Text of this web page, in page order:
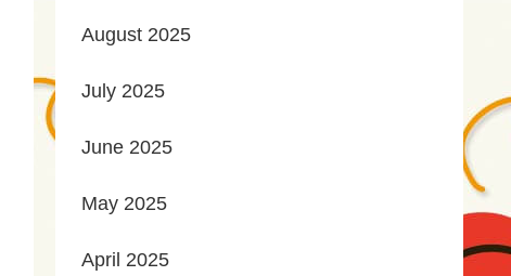
August 2025
July 2025
June 2025
May 2025
April 2025